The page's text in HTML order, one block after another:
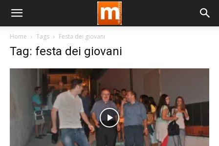
Home Tags Festa dei giovani
Tag: festa dei giovani